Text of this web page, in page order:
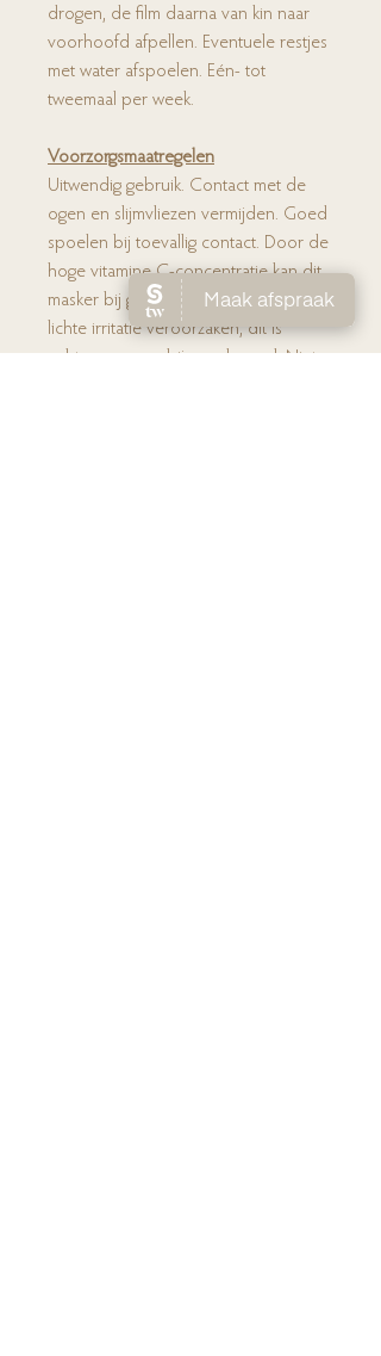
drogen, de film daarna van kin naar
voorhoofd afpellen. Eventuele restjes
met water afspoelen. Eén- tot
tweemaal per week.
Voorzorgsmaatregelen
Uitwendig gebruik. Contact met de
ogen en slijmvliezen vermijden. Goed
spoelen bij toevallig contact. Door de
hoge vitamine C-concentratie kan dit
masker bij gevoelige huidtypes een
lichte irritatie veroorzaken, dit is
echter van voorbijgaande aard. Niet